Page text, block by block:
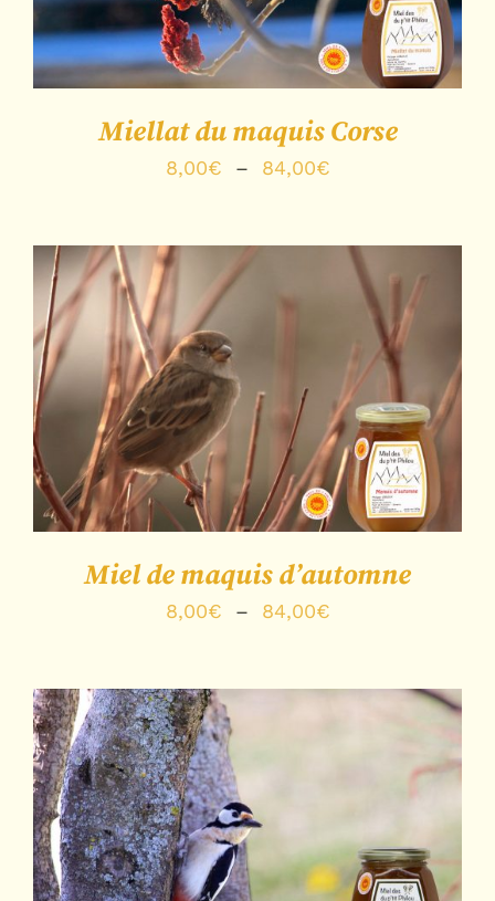
Miellat du maquis Corse
8,00€ – 84,00€Plage
8,00€
84,00€
Note 4.20
sur 5
DÉTAILS
Miel de maquis d’automne
8,00€ – 84,00€Plage
Note5.00
5
DÉTAILS